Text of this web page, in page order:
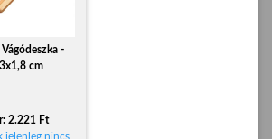
-
cm
2.221 Ft
jelenleg nincs